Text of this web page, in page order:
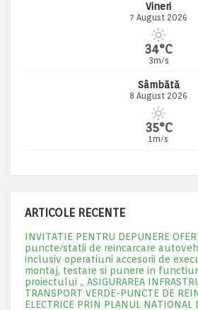
Vineri
7 August 2026
34°C
3m/s
Sâmbătă
8 August 2026
35°C
1m/s
ARTICOLE RECENTE
INVITATIE PENTRU DEPUNERE
puncte/statii de reincarcare
inclusiv operatiuni accesorii de
montaj, testare si punere in
proiectului „ ASIGURAREA
TRANSPORT VERDE-PUNCTE DE
ELECTRICE PRIN PLANUL NATIONAL